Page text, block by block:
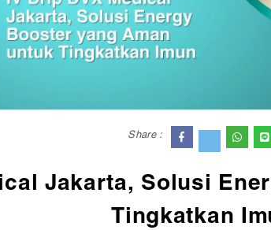
Keluhan Kulit
Non Infeksi
Share :
Jakarta, Solusi
Tingkatkan